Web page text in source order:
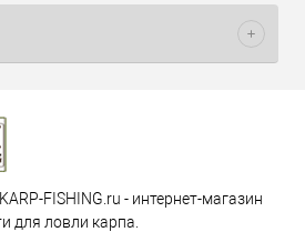
FISHING.ru - интернет-магазин
для ловли карпа.